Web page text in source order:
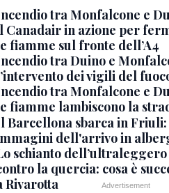
tra Monfalcone e
Canadair in azione per
fiamme sul fronte dell’A4
tra Duino e
dei vigili del
tra Monfalcone e
fiamme lambiscono la
Barcellona sbarca in Friuli:
dell'arrivo in
schianto dell’ultraleggero
la quercia: cosa è
Rivarotta